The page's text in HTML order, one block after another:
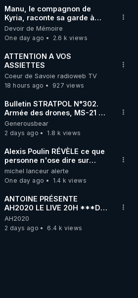
Manu, le compagnon de
Kyria, raconte sa garde à
vue musclée. PARTAGEZ!
Devoir de Mémoire
One day ago
2.6 k views
ATTENTION A VOS
ASSIETTES
Coeur de Savoie radioweb TV
18 hours ago
927 views
Bulletin STRATPOL N°302.
Armée des drones, MS-21 en
série, missiles coréens.
07.08.2026.
Generousbear
2 days ago
1.8 k views
Alexis Poulin RÉVÈLE ce que
personne n'ose dire sur
l'Union européenne (C'est
explosif)
michel lanceur alerte
One day ago
1.4 k views
ANTOINE PRÉSENTE
AH2020 LE LIVE 20H ***DU
06/08/2026***
AH2020
2 days ago
6.4 k views